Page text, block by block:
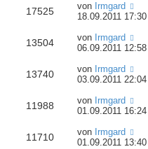
17525 von Irmgard
18.09.2011 17:30
13504 von Irmgard
06.09.2011 12:58
13740 von Irmgard
03.09.2011 22:04
11988 von Irmgard
01.09.2011 16:24
11710 von Irmgard
01.09.2011 13:40